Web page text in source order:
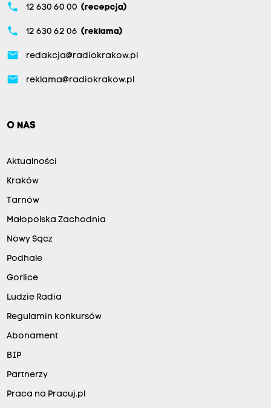
phone 12 630 60 00 (recepcja)
phone 12 630 62 06 (reklama)
email redakcja@radiokrakow.pl
email reklama@radiokrakow.pl
O NAS
Aktualności
Kraków
Tarnów
Małopolska Zachodnia
Nowy Sącz
Podhale
Gorlice
Ludzie Radia
Regulamin konkursów
Abonament
BIP
Partnerzy
Praca na Pracuj.pl